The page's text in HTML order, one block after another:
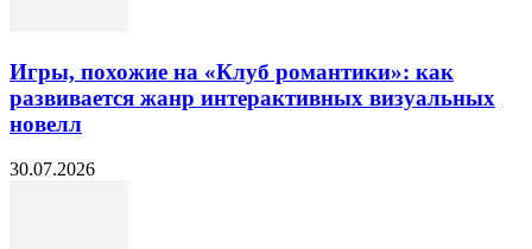
Игры, похожие на «Клуб романтики»: как
развивается жанр интерактивных визуальных
новелл
30.07.2026